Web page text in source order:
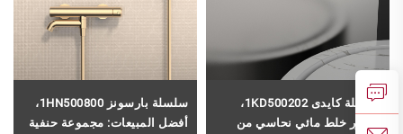
سلسلة كايدى 1KD500202،
صنبور خلط مائي نحاسي من
سلسلة بارسونز 1HN500800،
أفضل المبيعات: مجموعة حنفية